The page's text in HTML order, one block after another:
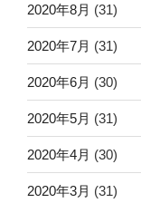
2020年8月 (31)
2020年7月 (31)
2020年6月 (30)
2020年5月 (31)
2020年4月 (30)
2020年3月 (31)